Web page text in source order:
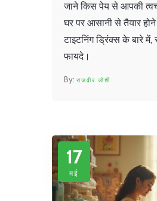
जाने किस पेय से आपकी
घर पर आसानी से तैयार
टाइटनिंग ड्रिंक्स के बारे
फायदे।
राजवीर जोशी
17
मई